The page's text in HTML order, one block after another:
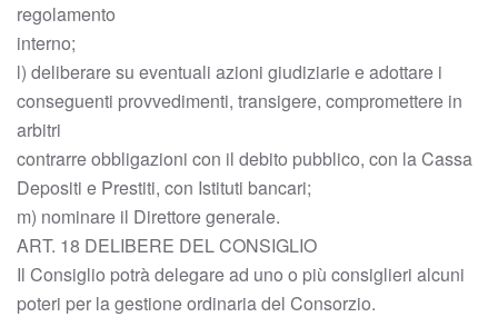
regolamento
interno;
l) deliberare su eventuali azioni giudiziarie e adottare i
conseguenti provvedimenti, transigere, compromettere in
arbitri
contrarre obbligazioni con il debito pubblico, con la Cassa
Depositi e Prestiti, con Istituti bancari;
m) nominare il Direttore generale.
ART. 18 DELIBERE DEL CONSIGLIO
Il Consiglio potrà delegare ad uno o più consiglieri alcuni
poteri per la gestione ordinaria del Consorzio.